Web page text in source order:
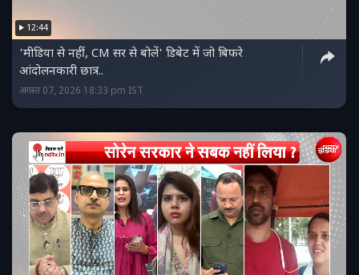
12:44
'मीडिया से नहीं, CM सर से बोलें' डिबेट में जो बिफरे
आंदोलनकारी छात्र..
अगस्त 07, 2026 18:33 pm IST